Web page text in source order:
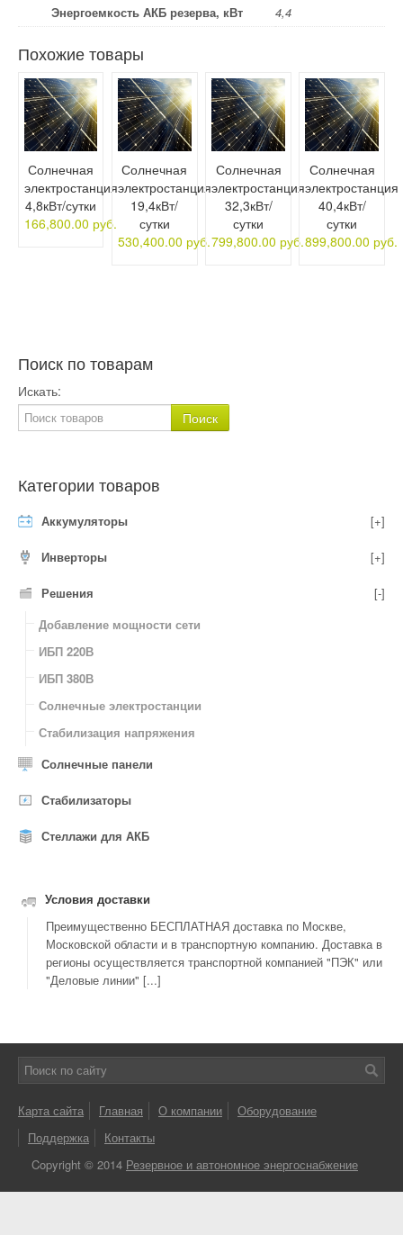
Энергоемкость АКБ резерва, кВт
4,4
Похожие товары
Солнечная
электростанция
4,8кВт/сутки
166,800.00 руб.
Солнечная
электростанция
19,4кВт/
сутки
530,400.00 руб.
Солнечная
электростанция
32,3кВт/
сутки
799,800.00 руб.
Солнечная
электростанция
40,4кВт/
сутки
899,800.00 руб.
Поиск по товарам
Искать:
Категории товаров
Аккумуляторы [+]
Инверторы [+]
Решения
[-]
Добавление мощности сети
ИБП 220В
ИБП 380В
Солнечные электростанции
Стабилизация напряжения
Солнечные панели
Стабилизаторы
Стеллажи для АКБ
Условия доставки
Преимущественно БЕСПЛАТНАЯ доставка по Москве,
Московской области и в транспортную компанию. Доставка в
регионы осуществляется транспортной компанией "ПЭК" или
"Деловые линии" [...]
Карта сайта Главная О компании
Оборудование
Поддержка
Контакты
Copyright © 2014 Резервное и автономное энергоснабжение